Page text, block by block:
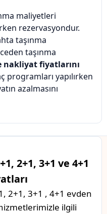
maliyetleri
rezervasyondur.
taşınma
taşınma
nakliyat fiyatlarını
programları yapılırken
azalmasını
2+1, 3+1 ve 4+1
2+1, 3+1 , 4+1 evden
ilgili